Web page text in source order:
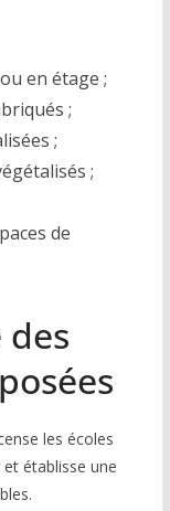
en étage ;
;
;
;
de
les écoles
établisse une